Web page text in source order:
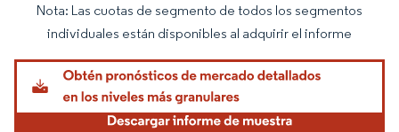
Imagen © Mordor Intelligence. El uso requiere atribución según CC BY 4.0.
Nota: Las cuotas de segmento de todos los segmentos
individuales están disponibles al adquirir el informe